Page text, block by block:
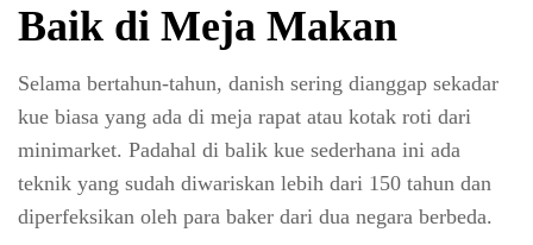
Baik di Meja Makan
Selama bertahun-tahun, danish sering dianggap sekadar
kue biasa yang ada di meja rapat atau kotak roti dari
minimarket. Padahal di balik kue sederhana ini ada
teknik yang sudah diwariskan lebih dari 150 tahun dan
diperfeksikan oleh para baker dari dua negara berbeda.